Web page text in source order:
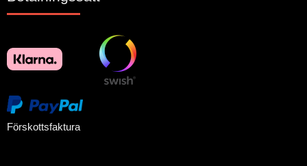
Förskottsfaktura